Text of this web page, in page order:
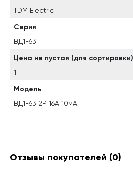
TDM Electric
Серия
ВД1-63
Цена не пустая (для сортировки)
1
Модель
ВД1-63 2Р 16А 10мА
Отзывы покупателей (0)